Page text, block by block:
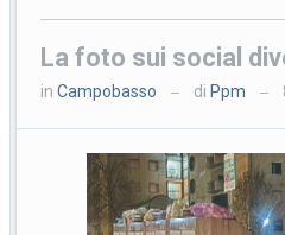
La foto sui social
inCampobasso — di Ppm —